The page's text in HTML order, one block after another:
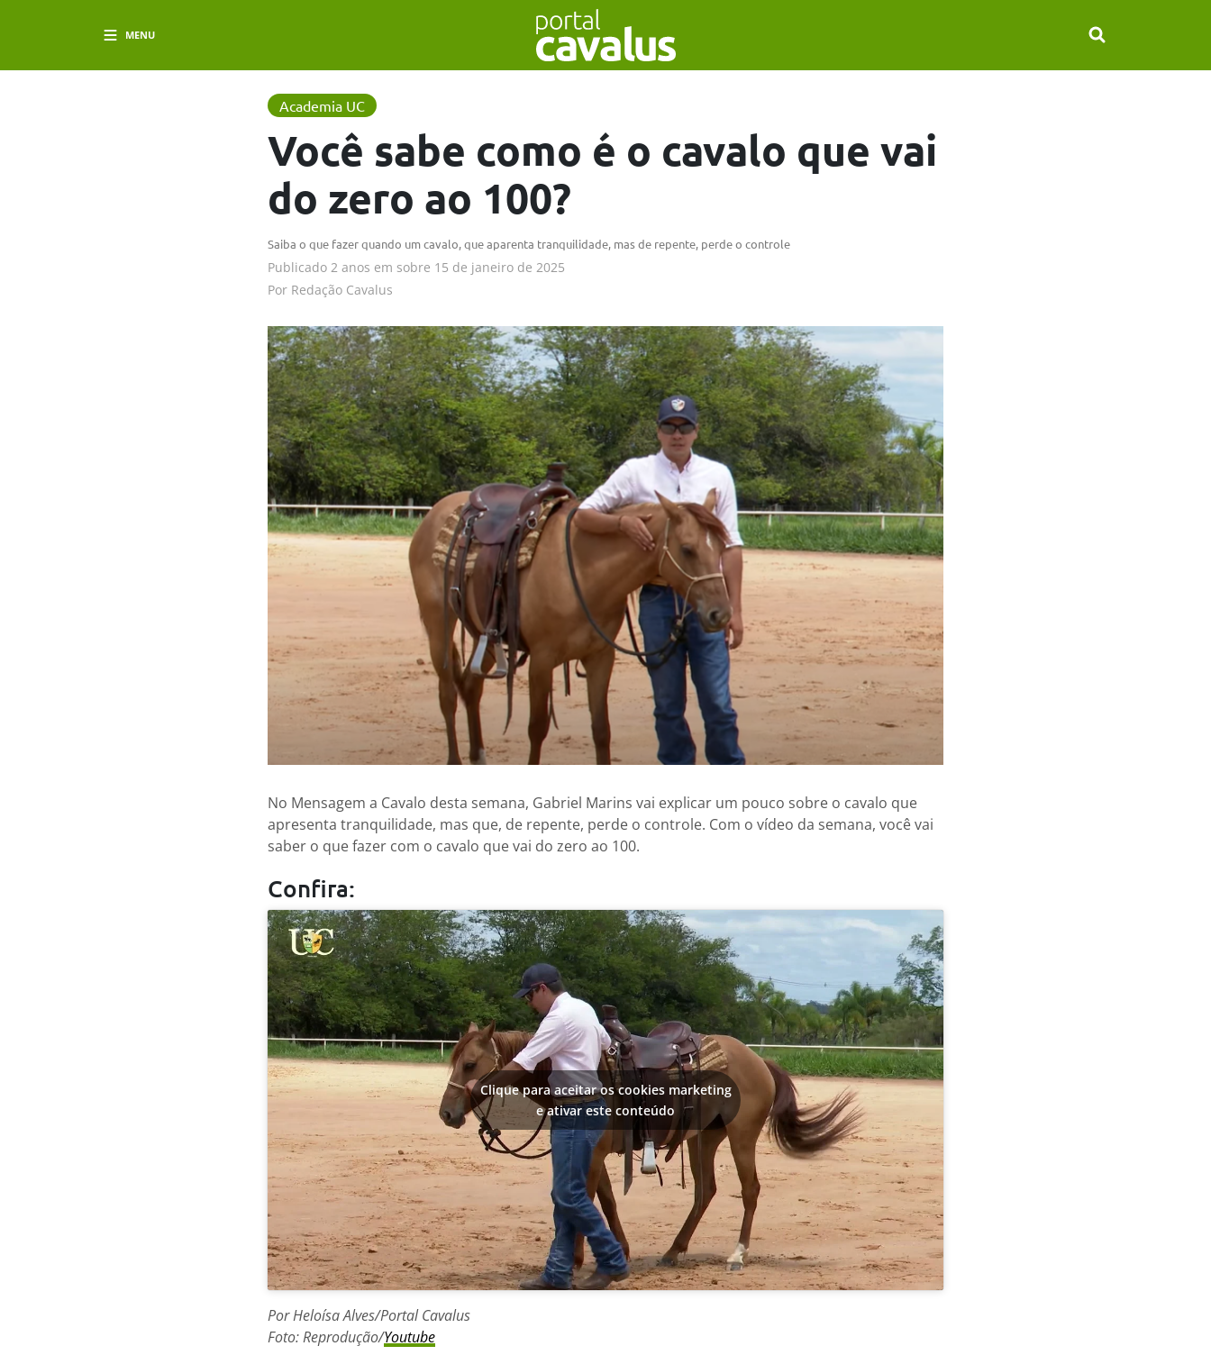
MENU
Academia UC
Você sabe como é o cavalo que vai
do zero ao 100?
Saiba o que fazer quando um cavalo, que aparenta tranquilidade, mas de repente, perde o controle
Publicado 2 anos em sobre 15 de janeiro de 2025
Por Redação Cavalus
No Mensagem a Cavalo desta semana, Gabriel Marins vai explicar um pouco sobre o cavalo que
apresenta tranquilidade, mas que, de repente, perde o controle. Com o vídeo da semana, você vai
saber o que fazer com o cavalo que vai do zero ao 100.
Confira:
Clique para aceitar os cookies marketing
e ativar este conteúdo
Por Heloísa Alves/Portal Cavalus
Foto: Reprodução/Youtube